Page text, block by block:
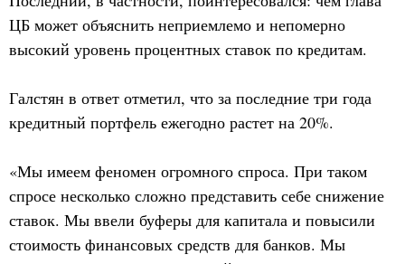
ЦБ может объяснить неприемлемо и непомерно
высокий уровень процентных ставок по кредитам.
Галстян в ответ отметил, что за последние три года
кредитный портфель ежегодно растет на 20%.
«Мы имеем феномен огромного спроса. При таком
спросе несколько сложно представить себе снижение
ставок. Мы ввели буферы для капитала и повысили
стоимость финансовых средств для банков. Мы